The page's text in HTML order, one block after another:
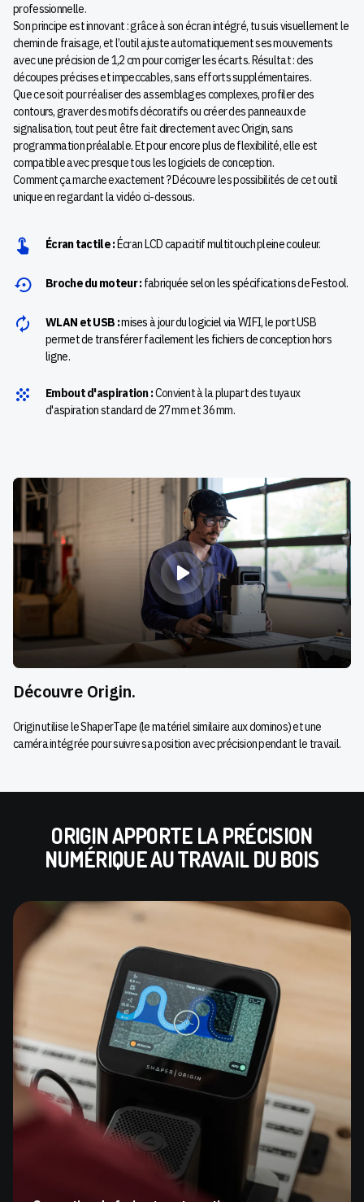
professionnelle.
Son principe est innovant : grâce à son écran intégré, tu suis visuellement le
chemin de fraisage, et l’outil ajuste automatiquement ses mouvements
avec une précision de 1,2 cm pour corriger les écarts. Résultat : des
découpes précises et impeccables, sans efforts supplémentaires.
Que ce soit pour réaliser des assemblages complexes, profiler des
contours, graver des motifs décoratifs ou créer des panneaux de
signalisation, tout peut être fait directement avec Origin, sans
programmation préalable. Et pour encore plus de flexibilité, elle est
compatible avec presque tous les logiciels de conception.
Comment ça marche exactement ? Découvre les possibilités de cet outil
unique en regardant la vidéo ci-dessous.
Écran tactile :Écran LCD capacitif multitouch pleine couleur.
Broche du moteur :fabriquée selon les spécifications de Festool.
WLAN et USB :mises à jour du logiciel via WIFI, le port USB
permet de transférer facilement les fichiers de conception hors
ligne.
Embout d'aspiration :Convient à la plupart des tuyaux
d'aspiration standard de 27 mm et 36 mm.
Découvre Origin.
Origin utilise le ShaperTape (le matériel similaire aux dominos) et une
caméra intégrée pour suivre sa position avec précision pendant le travail.
ORIGIN APPORTE LA PRÉCISION
NUMÉRIQUE AU TRAVAIL DU BOIS